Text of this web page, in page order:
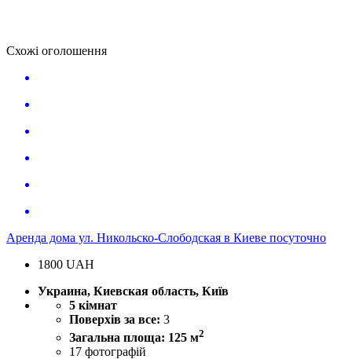
Схожі оголошення
Аренда дома ул. Никольско-Слободская в Киеве посуточно
1800 UAH
Украина, Киевская область, Київ
5 кімнат
Поверхів за все: 3
Загальна площа: 125 м2
17 фотографій